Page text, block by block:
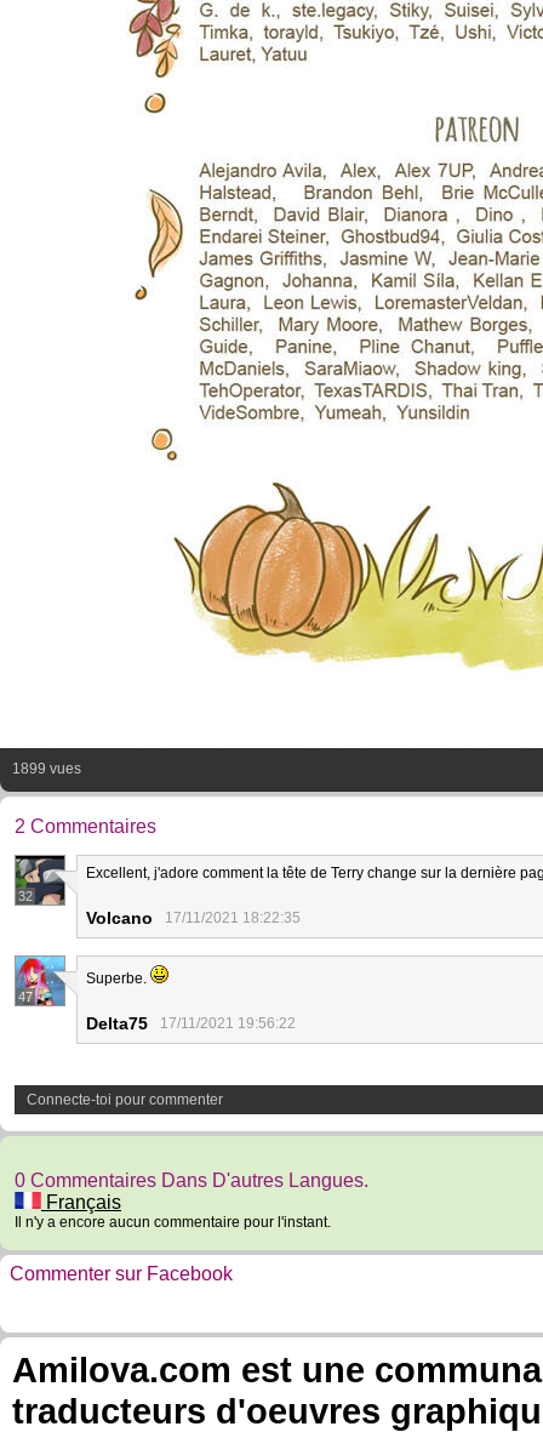
1899 vues
2 Commentaires
32
Excellent, j'adore comment la tête de Terry change sur la dernière
Volcano 17/11/2021 18:22:35
47
Superbe.
Delta75 17/11/2021 19:56:22
Connecte-toi pour commenter
0 Commentaires Dans D'autres Langues.
Français
Il n'y a encore aucun commentaire pour l'instant.
Commenter sur Facebook
Amilova.com est une
traducteurs d'oeuvres